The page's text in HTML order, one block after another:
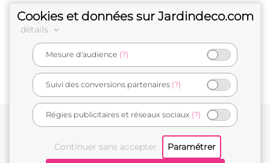
e-commerçant français
Cookies et données sur Jardindeco.com
détails
Mesure d'audience (?)
Suivi des conversions partenaires (?)
Régies publicitaires et réseaux sociaux (?)